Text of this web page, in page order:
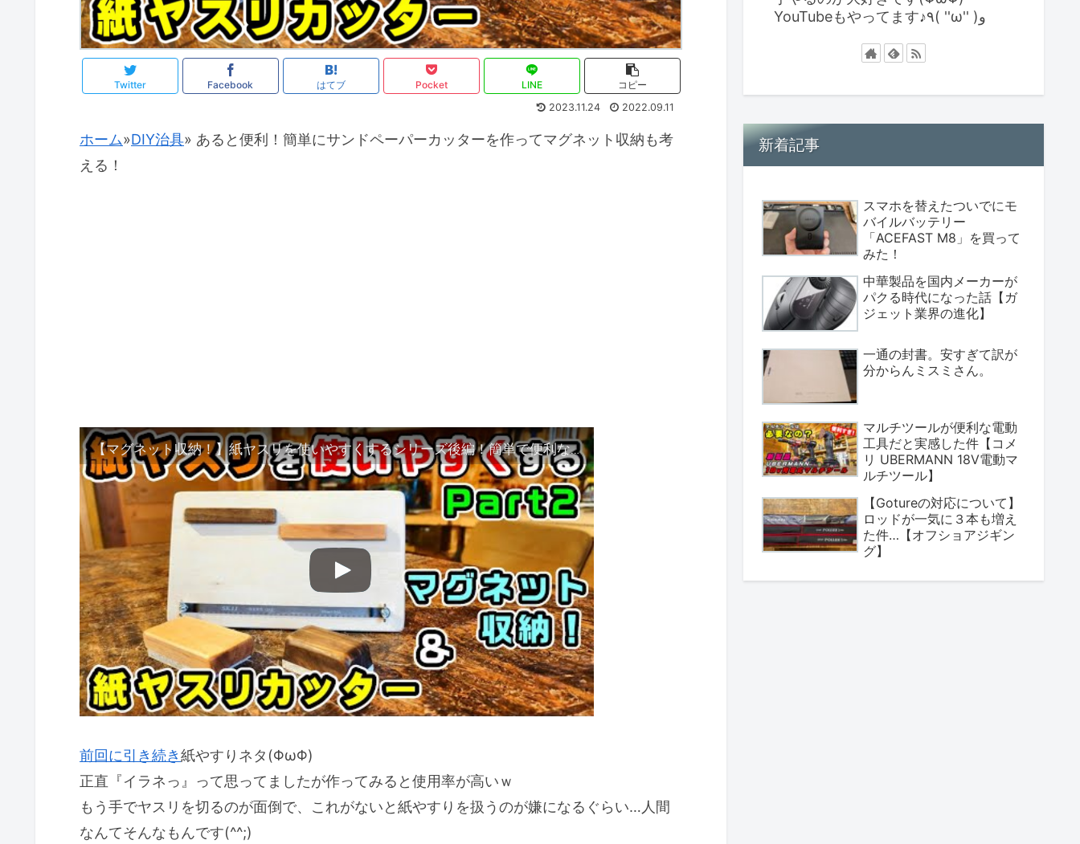
Twitter Facebook はてブ Pocket LINE
コピー
2023.11.24
2022.09.11
ホーム»DIY治具» あると便利！簡単にサンドペーパーカッターを作ってマグネット収納も考
える！
【マグネット収納！】紙ヤスリを使いやすくするシリーズ後編！簡単で便利なサンドペーパーカッターを作る！【DIY】
前回に引き続き紙やすりネタ(ΦωΦ)
正直『イラネっ』って思ってましたが作ってみると使用率が高いｗ
もう手でヤスリを切るのが面倒で、これがないと紙やすりを扱うのが嫌になるぐらい…人間
なんてそんなもんです(^^;)
YouTubeもやってます♪٩( ''ω'' )و
新着記事
スマホを替えたついでにモ
バイルバッテリー
「ACEFAST M8」を買って
みた！
中華製品を国内メーカーが
パクる時代になった話【ガ
ジェット業界の進化】
一通の封書。安すぎて訳が
分からんミスミさん。
マルチツールが便利な電動
工具だと実感した件【コメ
リ UBERMANN 18V電動マ
ルチツール】
【Gotureの対応について】
ロッドが一気に３本も増え
た件…【オフショアジギン
グ】